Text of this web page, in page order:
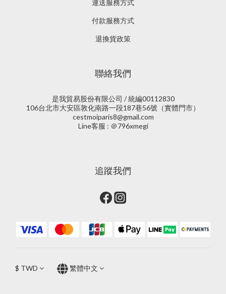
運送服務方式
付款服務方式
退換貨政策
聯絡我們
是我貿易股份有限公司 / 統編00112830
106台北市大安區敦化南路一段187巷56號（實體門市）
cestmoiparis8@gmail.com
Line客服 : ＠796xmegi
追蹤我們
$ TWD 繁體中文